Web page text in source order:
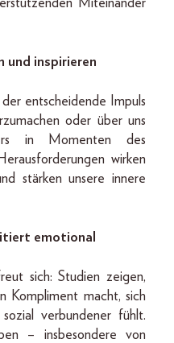
Miteinander
und inspirieren
entscheidende Impuls
oder über uns
in Momenten des
wirken
stärken unsere innere
emotional
sich: Studien zeigen,
Kompliment macht, sich
verbundener fühlt.
– insbesondere von